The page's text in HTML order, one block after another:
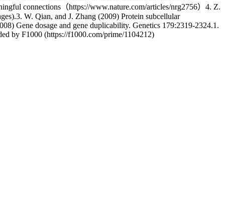
connections（https://www.nature.com/articles/nrg2756）4. Z.
W. Qian, and J. Zhang (2009) Protein subcellular
Gene dosage and gene duplicability. Genetics 179:2319-2324.1.
by F1000 (https://f1000.com/prime/1104212)